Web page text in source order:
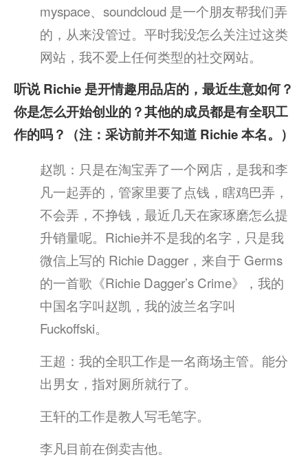
myspace、soundcloud 是一个朋友帮我们弄
的，从来没管过。平时我没怎么关注过这类
网站，我不爱上任何类型的社交网站。
听说 Richie 是开情趣用品店的，最近生意如何？
你是怎么开始创业的？其他的成员都是有全职工
作的吗？（注：采访前并不知道 Richie 本名。）
赵凯：只是在淘宝弄了一个网店，是我和李
凡一起弄的，管家里要了点钱，瞎鸡巴弄，
不会弄，不挣钱，最近几天在家琢磨怎么提
升销量呢。Richie并不是我的名字，只是我
微信上写的 Richie Dagger，来自于 Germs
的一首歌《Richie Dagger’s Crime》，我的
中国名字叫赵凯，我的波兰名字叫
Fuckoffski。
王超：我的全职工作是一名商场主管。能分
出男女，指对厕所就行了。
王轩的工作是教人写毛笔字。
李凡目前在倒卖吉他。